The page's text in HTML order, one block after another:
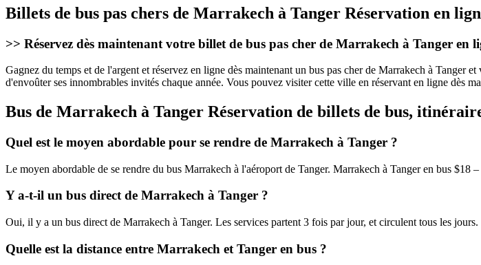
Billets de bus pas chers de Marrakech à Tanger Réservation en
>> Réservez dès maintenant votre billet de bus pas cher de Marrakech à Tanger en
Gagnez du temps et de l'argent et réservez en ligne dès maintenant un bus pas cher de Marrakech à Tanger
d'envoûter ses innombrables invités chaque année. Vous pouvez visiter cette ville en réservant en ligne dès
Bus de Marrakech à Tanger Réservation de billets de bus,
Quel est le moyen abordable pour se rendre de Marrakech à Tanger ?
Le moyen abordable de se rendre du bus Marrakech à l'aéroport de Tanger. Marrakech à Tanger en bus $18
Y a-t-il un bus direct de Marrakech à Tanger ?
Oui, il y a un bus direct de Marrakech à Tanger. Les services partent 3 fois par jour, et circulent tous les
Quelle est la distance entre Marrakech et Tanger en bus ?